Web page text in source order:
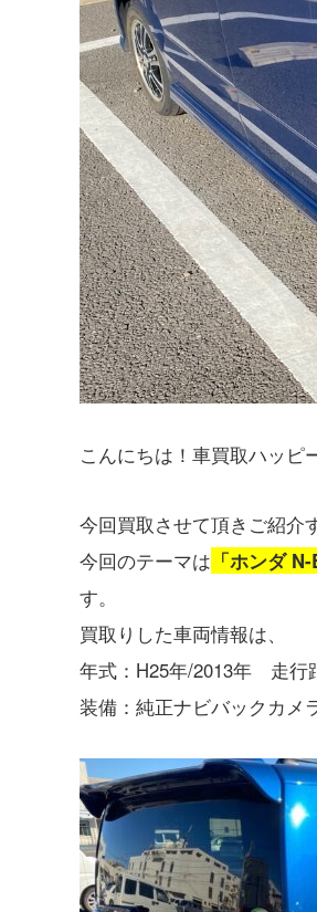
こんにちは！車買取ハッピ
今回買取させて頂きご紹介
今回のテーマは 「ホンダ
す。
買取りした車両情報は、
年式：H25年/2013年 走行
装備：純正ナビバックカメ